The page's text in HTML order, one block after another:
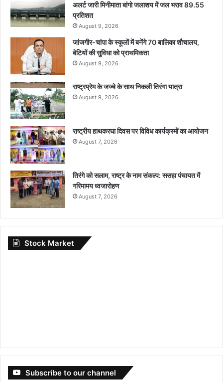
अलर्ट जारी मिनीमाता बांगो जलाशय में जल भराव 89.55
प्रतिशत
August 9, 2026
जांजगीर-चांपा के स्कूलों में बनेंगे 70 बालिका शौचालय,
बेटियों की सुविधा को प्राथमिकता
August 9, 2026
राष्ट्रप्रेम के जज्बे के साथ निकली तिरंगा यात्रा
August 9, 2026
राष्ट्रीय हाथकरघा दिवस पर विविध कार्यक्रमों का आयोजन
August 7, 2026
तिरंगे को सलाम, राष्ट्र के नाम संकल्प: ससहा पंचायत में
गरिमामय ध्वजारोहण
August 7, 2026
Stock Market
Subscribe to our channel